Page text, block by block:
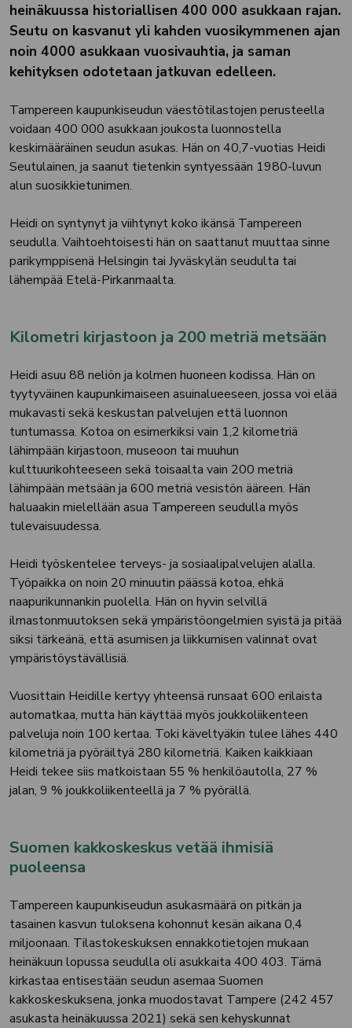
heinäkuussa historiallisen 400 000 asukkaan rajan.
Seutu on kasvanut yli kahden vuosikymmenen ajan
noin 4000 asukkaan vuosivauhtia, ja saman
kehityksen odotetaan jatkuvan edelleen.
Tampereen kaupunkiseudun väestötilastojen perusteella
voidaan 400 000 asukkaan joukosta luonnostella
keskimääräinen seudun asukas. Hän on 40,7-vuotias Heidi
Seutulainen, ja saanut tietenkin syntyessään 1980-luvun
alun suosikkietunimen.
Heidi on syntynyt ja viihtynyt koko ikänsä Tampereen
seudulla. Vaihtoehtoisesti hän on saattanut muuttaa sinne
parikymppisenä Helsingin tai Jyväskylän seudulta tai
lähempää Etelä-Pirkanmaalta.
Kilometri kirjastoon ja 200 metriä metsään
Heidi asuu 88 neliön ja kolmen huoneen kodissa. Hän on
tyytyväinen kaupunkimaiseen asuinalueeseen, jossa voi elää
mukavasti sekä keskustan palvelujen että luonnon
tuntumassa. Kotoa on esimerkiksi vain 1,2 kilometriä
lähimpään kirjastoon, museoon tai muuhun
kulttuurikohteeseen sekä toisaalta vain 200 metriä
lähimpään metsään ja 600 metriä vesistön ääreen. Hän
haluaakin mielellään asua Tampereen seudulla myös
tulevaisuudessa.
Heidi työskentelee terveys- ja sosiaalipalvelujen alalla.
Työpaikka on noin 20 minuutin päässä kotoa, ehkä
naapurikunnankin puolella. Hän on hyvin selvillä
ilmastonmuutoksen sekä ympäristöongelmien syistä ja pitää
siksi tärkeänä, että asumisen ja liikkumisen valinnat ovat
ympäristöystävällisiä.
Vuosittain Heidille kertyy yhteensä runsaat 600 erilaista
automatkaa, mutta hän käyttää myös joukkoliikenteen
palveluja noin 100 kertaa. Toki käveltyäkin tulee lähes 440
kilometriä ja pyöräiltyä 280 kilometriä. Kaiken kaikkiaan
Heidi tekee siis matkoistaan 55 % henkilöautolla, 27 %
jalan, 9 % joukkoliikenteellä ja 7 % pyörällä.
Suomen kakkoskeskus vetää ihmisiä
puoleensa
Tampereen kaupunkiseudun asukasmäärä on pitkän ja
tasainen kasvun tuloksena kohonnut kesän aikana 0,4
miljoonaan. Tilastokeskuksen ennakkotietojen mukaan
heinäkuun lopussa seudulla oli asukkaita 400 403. Tämä
kirkastaa entisestään seudun asemaa Suomen
kakkoskeskuksena, jonka muodostavat Tampere (242 457
asukasta heinäkuussa 2021) sekä sen kehyskunnat